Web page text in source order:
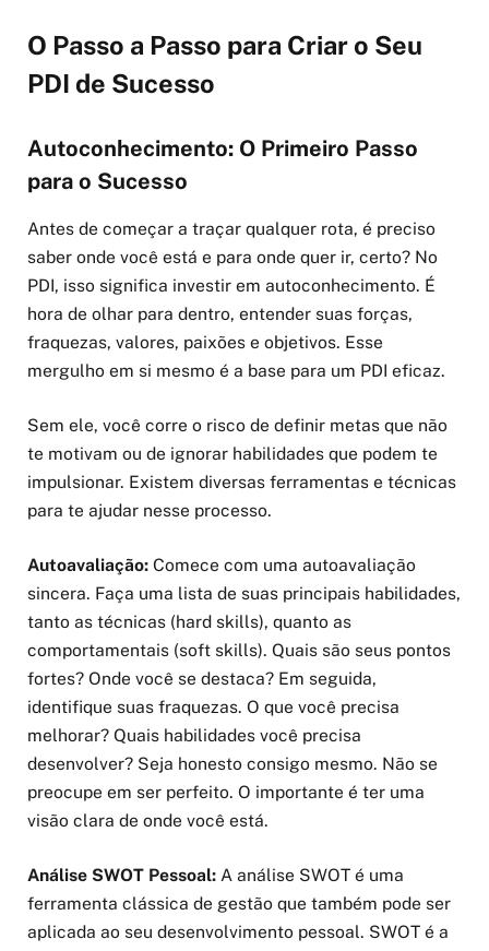
O Passo a Passo para Criar o Seu
PDI de Sucesso
Autoconhecimento: O Primeiro Passo
para o Sucesso
Antes de começar a traçar qualquer rota, é preciso
saber onde você está e para onde quer ir, certo? No
PDI, isso significa investir em autoconhecimento. É
hora de olhar para dentro, entender suas forças,
fraquezas, valores, paixões e objetivos. Esse
mergulho em si mesmo é a base para um PDI eficaz.
Sem ele, você corre o risco de definir metas que não
te motivam ou de ignorar habilidades que podem te
impulsionar. Existem diversas ferramentas e técnicas
para te ajudar nesse processo.
Autoavaliação: Comece com uma autoavaliação
sincera. Faça uma lista de suas principais habilidades,
tanto as técnicas (hard skills), quanto as
comportamentais (soft skills). Quais são seus pontos
fortes? Onde você se destaca? Em seguida,
identifique suas fraquezas. O que você precisa
melhorar? Quais habilidades você precisa
desenvolver? Seja honesto consigo mesmo. Não se
preocupe em ser perfeito. O importante é ter uma
visão clara de onde você está.
Análise SWOT Pessoal: A análise SWOT é uma
ferramenta clássica de gestão que também pode ser
aplicada ao seu desenvolvimento pessoal. SWOT é a